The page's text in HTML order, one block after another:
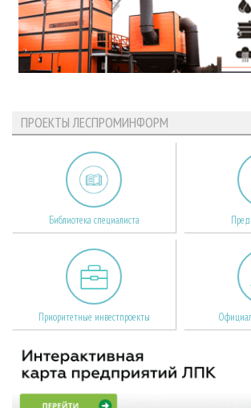
ПРОЕКТЫ ЛЕСПРОМИНФОРМ
Библиотека специалиста
Приоритетные инвестпроекты